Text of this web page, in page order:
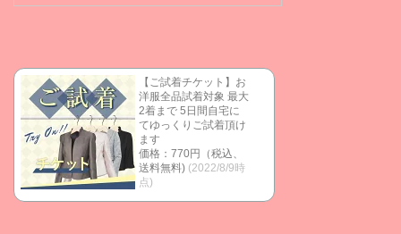
【ご試着チケット】お
洋服全品試着対象 最大
2着まで 5日間自宅に
てゆっくりご試着頂け
ます
価格：770円（税込、
送料無料) (2022/8/9時
点)